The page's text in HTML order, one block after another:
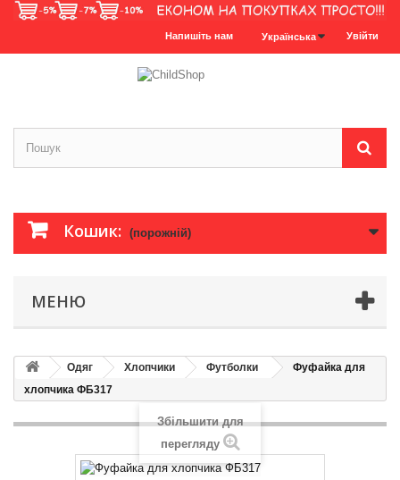
Увійти
Українська
Напишіть нам
Кошик: (порожній)
МЕНЮ
Одяг Хлопчики Футболки
Фуфайка для
хлопчика ФБ317
Збільшити для
перегляду